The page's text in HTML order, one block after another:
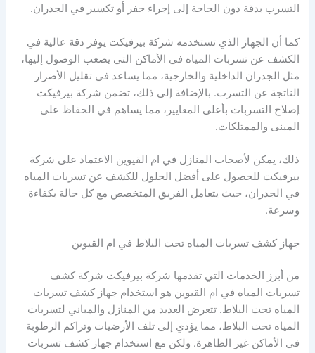
التسرب بدقة دون الحاجة إلى إجراء حفر أو تكسير في الجدران.
كما أن الجهاز الذي تستخدمه شركة بيرفيكت يوفر دقة عالية في
الكشف عن تسربات المياه في الأماكن التي يصعب الوصول إليها،
مثل الجدران الداخلية والخارجية، مما يساعد في تقليل الأضرار
الناتجة عن التسرب. بالإضافة إلى ذلك، تضمن شركة بيرفيكت
إصلاح التسربات بأعلى المعايير، مما يساهم في الحفاظ على
المبنى والممتلكات.
ذلك، يمكن لأصحاب المنازل في ام القيوين الاعتماد على شركة
بيرفيكت للحصول على أفضل الحلول للكشف عن تسربات المياه
في الجدران، حيث يتعامل الفريق المتخصص مع كل حالة بكفاءة
وسرعة.
جهاز كشف تسربات المياه تحت البلاط في ام القيوين
من أبرز الخدمات التي تقدمها شركة بيرفيكت شركة كشف
تسربات المياه في ام القيوين هو استخدام جهاز كشف تسربات
المياه تحت البلاط. تتعرض العديد من المنازل والمباني لتسربات
المياه تحت البلاط، مما يؤدي إلى تلف الأرضيات وتراكم الرطوبة
في الأماكن غير الظاهرة. ولكن مع استخدام جهاز كشف تسربات